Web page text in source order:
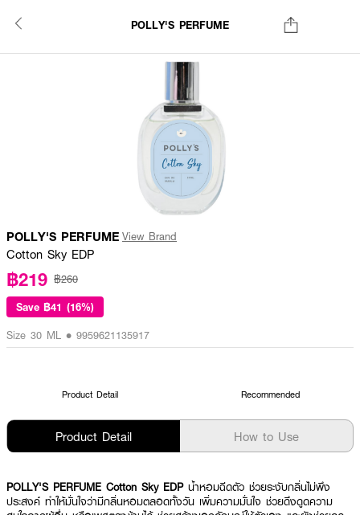
POLLY'S PERFUME
POLLY'S PERFUME View Brand
Cotton Sky EDP
฿219 ฿260
Save ฿41 (16%)
Size 30 ML • 9959621135917
Product Detail Recommended
Product Detail How to Use
POLLY'S PERFUME Cotton Sky EDP น้ำหอมฉีดตัว ช่วยระงับกลิ่นไม่พึง
ประสงค์ ทำให้มั่นใจว่ามีกลิ่นหอมตลอดทั้งวัน เพิ่มความมั่นใจ ช่วยดึงดูดความ